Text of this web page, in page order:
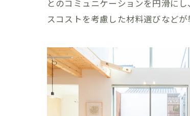
ら
とのコミュニケーションを円滑に
スコストを考慮した材料選びなど